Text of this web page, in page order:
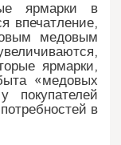
ярмарки в
впечатление,
медовым
ярмарки,
«медовых
покупателей
в